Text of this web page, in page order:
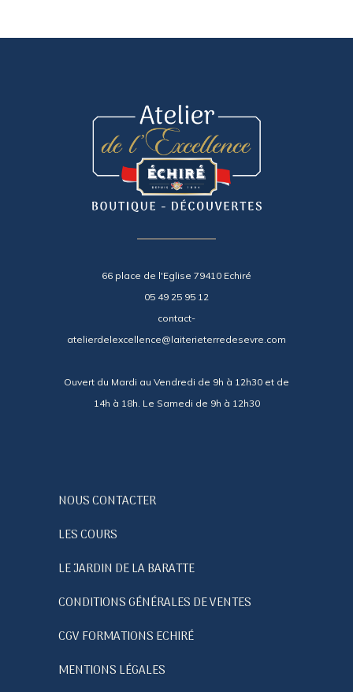
66 place de l'Eglise 79410 Echiré
05 49 25 95 12
contact-
atelierdelexcellence@laiterieterredesevre.com
Ouvert du Mardi au Vendredi de 9h à 12h30 et de
14h à 18h. Le Samedi de 9h à 12h30
NOUS CONTACTER
LES COURS
LE JARDIN DE LA BARATTE
CONDITIONS GÉNÉRALES DE VENTES
CGV FORMATIONS ECHIRÉ
MENTIONS LÉGALES